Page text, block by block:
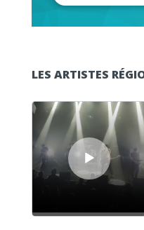
LES ARTISTES
Lecteur audio